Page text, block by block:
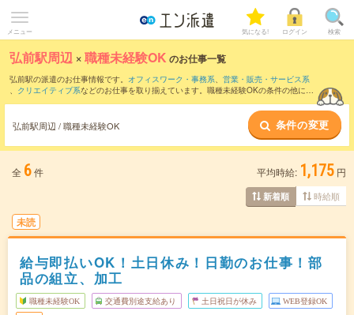
メニュー 気になる! ログイン 検索
弘前駅周辺 ×職種未経験OK のお仕事一覧
弘前駅の派遣のお仕事情報です。 オフィスワーク・事務系、 営業・販売・サービス系
、 クリエイティブ系などのお仕事を取り揃えています。職種未経験OKの条件の他に、
弘前駅周辺 / 職種未経験OK 条件の変更
全 6件 平均時給: 1,175 円
新着順 時給順
未読
給与即払いOK！土日休み！日勤のお仕事！部
品の組立、加工
職種未経験OK 交通費別途支給あり 土日祝日が休み WEB登録OK